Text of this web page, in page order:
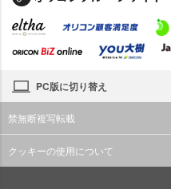
PC版に切り替え
禁無断複写転載
クッキーの使用について